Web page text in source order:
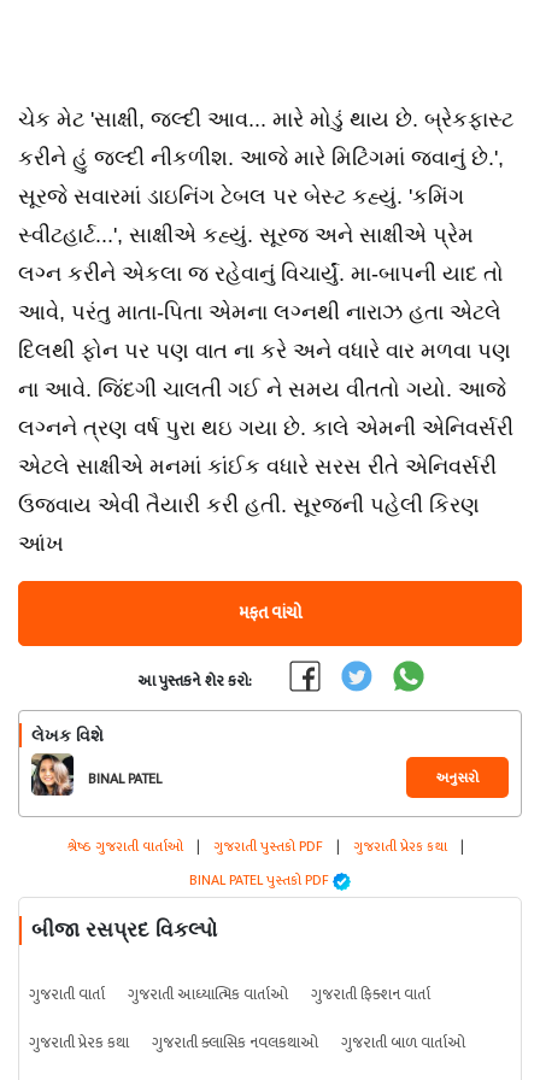
ચેક મેટ 'સાક્ષી, જલ્દી આવ... મારે મોડું થાય છે. બ્રેકફાસ્ટ
કરીને હું જલ્દી નીકળીશ. આજે મારે મિટિંગમાં જવાનું છે.',
સૂરજે સવારમાં ડાઇનિંગ ટેબલ પર બેસ્ટ કહ્યું. 'કમિંગ
સ્વીટહાર્ટ...', સાક્ષીએ કહ્યું. સૂરજ અને સાક્ષીએ પ્રેમ
લગ્ન કરીને એકલા જ રહેવાનું વિચાર્યું. મા-બાપની યાદ તો
આવે, પરંતુ માતા-પિતા એમના લગ્નથી નારાઝ હતા એટલે
દિલથી ફોન પર પણ વાત ના કરે અને વધારે વાર મળવા પણ
ના આવે. જિંદગી ચાલતી ગઈ ને સમય વીતતો ગયો. આજે
લગ્નને ત્રણ વર્ષ પુરા થઇ ગયા છે. કાલે એમની એનિવર્સરી
એટલે સાક્ષીએ મનમાં કાંઈક વધારે સરસ રીતે એનિવર્સરી
ઉજવાય એવી તૈયારી કરી હતી. સૂરજની પહેલી કિરણ
આંખ
મફત વાંચો
આ પુસ્તકને શેર કરો:
લેખક વિશે
BINAL PATEL અનુસરો
શ્રેષ્ઠ ગુજરાતી વાર્તાઓ | ગુજરાતી પુસ્તકો PDF | ગુજરાતી પ્રેરક કથા |
BINAL PATEL પુસ્તકો PDF
બીજા રસપ્રદ વિકલ્પો
ગુજરાતી વાર્તા ગુજરાતી આધ્યાત્મિક વાર્તાઓ
ગુજરાતી ફિક્શન વાર્તા
ગુજરાતી પ્રેરક કથા
ગુજરાતી ક્લાસિક નવલકથાઓ
ગુજરાતી બાળ વાર્તાઓ